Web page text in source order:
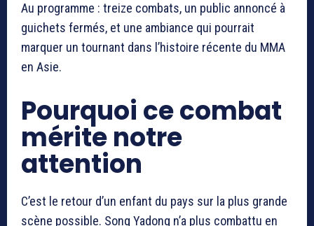
Au programme : treize combats, un public annoncé à
guichets fermés, et une ambiance qui pourrait
marquer un tournant dans l’histoire récente du MMA
en Asie.
Pourquoi ce combat
mérite notre
attention
C’est le retour d’un enfant du pays sur la plus grande
scène possible. Song Yadong n’a plus combattu en